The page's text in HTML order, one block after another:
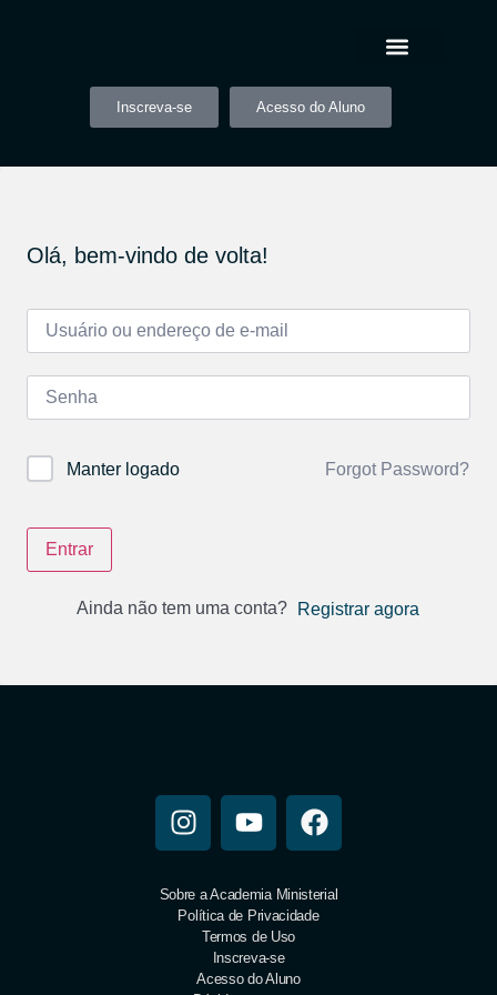
Inscreva-se Acesso do Aluno
Olá, bem-vindo de volta!
Manter logado Forgot Password?
Entrar
Ainda não tem uma conta? Registrar agora
Sobre a Academia Ministerial
Política de Privacidade
Termos de Uso
Inscreva-se
Acesso do Aluno